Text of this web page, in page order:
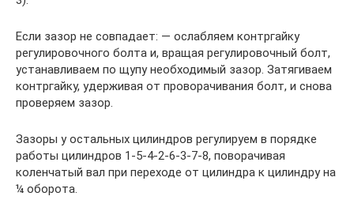
Если зазор не совпадает: — ослабляем контргайку
регулировочного болта и, вращая регулировочный болт,
устанавливаем по щупу необходимый зазор. Затягиваем
контргайку, удерживая от проворачивания болт, и снова
проверяем зазор.
Зазоры у остальных цилиндров регулируем в порядке
работы цилиндров 1-5-4-2-6-3-7-8, поворачивая
коленчатый вал при переходе от цилиндра к цилиндру на
¼ оборота.